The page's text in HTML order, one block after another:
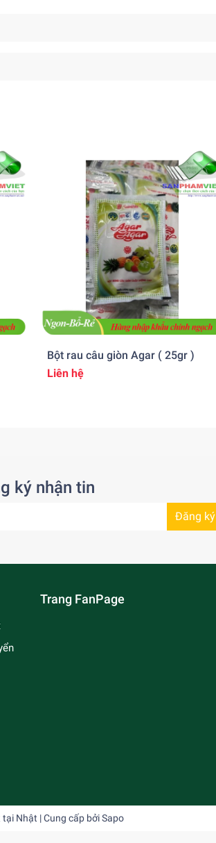
Bột rau câu giòn Agar ( 25gr )
Liên hệ
ký nhận tin
Đăng ký
Trang FanPage
tại Nhật | Cung cấp bởiSapo